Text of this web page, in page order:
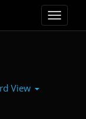
Toggle
View